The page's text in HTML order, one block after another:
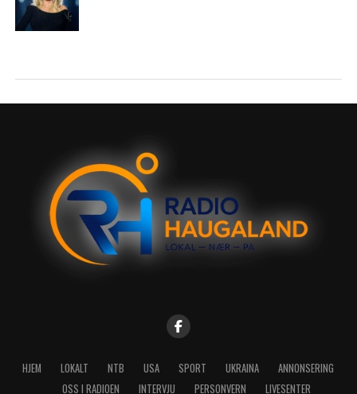
HJEM LOKALT NTB USA SPORT UKRAINA
ANNONSERING
OSS I RADIOEN
INTERVJU PERSONVERN LIVESENTER